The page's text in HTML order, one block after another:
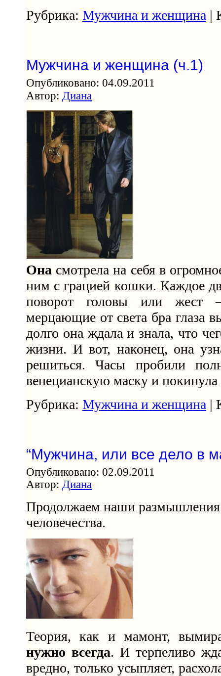
Рубрика: Мужчина и женщина |
Мужчина и женщина (ч.1)
Опубликовано: 04.09.2011
Автор: Диана
Она смотрела на себя в
ним с грацией кошки. Каждое
поворот головы или жест
мерцающие от света бра глаза
долго она ждала и знала, что
жизни. И вот, наконец, она
решиться. Часы пробили
венецианскую маску и
Рубрика: Мужчина и женщина |
“Мужчина, или все дело в
Опубликовано: 02.09.2011
Автор: Диана
Продолжаем наши размышления
человечества.
Теория, как и мамонт,
нужно всегда. И терпеливо
вредно, только усыпляет,